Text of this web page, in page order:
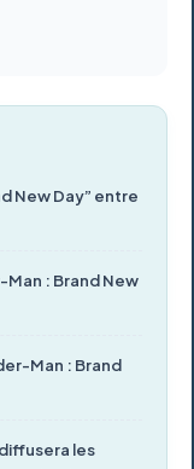
New Day” entre
: Brand New
Man : Brand
les